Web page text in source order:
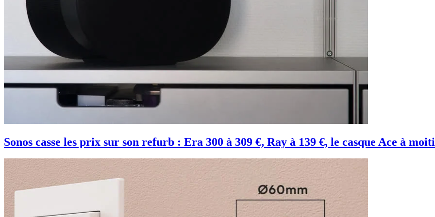
Sonos casse les prix sur son refurb : Era 300 à 309 €, Ray à 139 €, le casque Ace à